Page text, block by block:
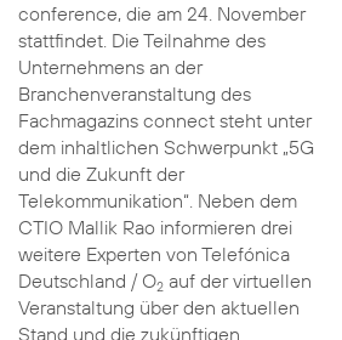
conference, die am 24. November
stattfindet. Die Teilnahme des
Unternehmens an der
Branchenveranstaltung des
Fachmagazins connect steht unter
dem inhaltlichen Schwerpunkt „5G
und die Zukunft der
Telekommunikation“. Neben dem
CTIO Mallik Rao informieren drei
weitere Experten von Telefónica
Deutschland / O2auf der virtuellen
Veranstaltung über den aktuellen
Stand und die zukünftigen